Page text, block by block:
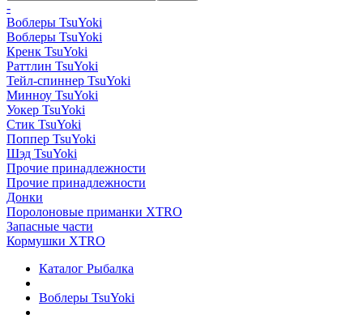
-
Воблеры TsuYoki
Воблеры TsuYoki
Кренк TsuYoki
Раттлин TsuYoki
Тейл-спиннер TsuYoki
Минноу TsuYoki
Уокер TsuYoki
Стик TsuYoki
Поппер TsuYoki
Шэд TsuYoki
Прочие принадлежности
Прочие принадлежности
Донки
Поролоновые приманки XTRO
Запасные части
Кормушки XTRO
Каталог Рыбалка
Воблеры TsuYoki